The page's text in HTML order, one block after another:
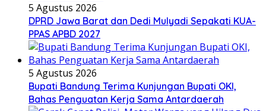
5 Agustus 2026
DPRD Jawa Barat dan Dedi Mulyadi Sepakati KUA-
PPAS APBD 2027
5 Agustus 2026
Bupati Bandung Terima Kunjungan Bupati OKI,
Bahas Penguatan Kerja Sama Antardaerah